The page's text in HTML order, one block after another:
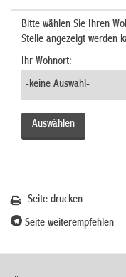
Bitte wählen Sie Ihren
Stelle angezeigt werden
Ihr Wohnort:
Seite drucken
Seite weiterempfehlen